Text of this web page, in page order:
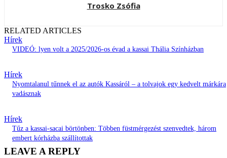
Trosko Zsófia
RELATED ARTICLES
Hírek
VIDEÓ: lyen volt a 2025/2026-os évad a kassai Thália Színházban
Hírek
Nyomtalanul tűnnek el az autók Kassáról – a tolvajok egy kedvelt márkára
vadásznak
Hírek
Tűz a kassai-sacai börtönben: Többen füstmérgezést szenvedtek, három
embert kórházba szállítottak
LEAVE A REPLY